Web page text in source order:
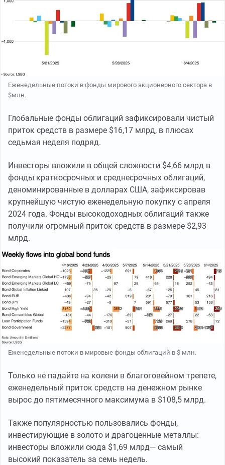
Еженедельные потоки в фонды мирового акционерного сектора в
$млн.
Глобальные фонды облигаций зафиксировали чистый
приток средств в размере $16,17 млрд, в плюсах
седьмая неделя подряд.
Инвесторы вложили в общей сложности $4,66 млрд в
фонды краткосрочных и среднесрочных облигаций,
деноминированные в долларах США, зафиксировав
крупнейшую чистую еженедельную покупку с апреля
2024 года. Фонды высокодоходных облигаций также
получили огромный приток средств в размере $2,93
млрд.
Еженедельные потоки в мировые фонды облигаций в $ млн.
Только не падайте на колени в благоговейном трепете,
еженедельный приток средств на денежном рынке
вырос до пятимесячного максимума в $108,5 млрд.
Также популярностью пользовались фонды,
инвестирующие в золото и драгоценные металлы:
инвесторы вложили сюда $1,69 млрд— самый
высокий показатель за семь недель.